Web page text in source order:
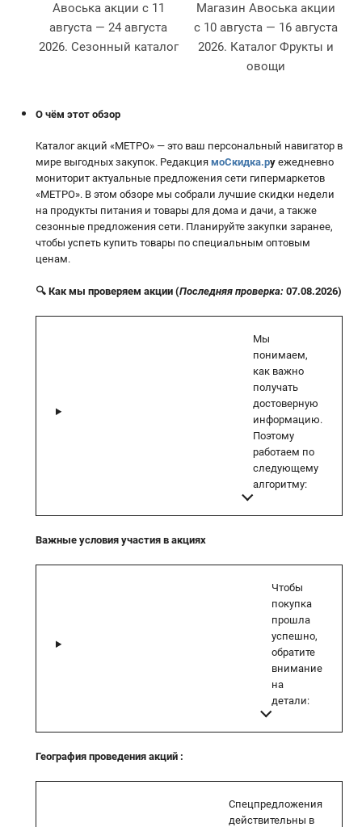
Авоська акции с 11
августа — 24 августа
2026. Сезонный каталог
Магазин Авоська акции
с 10 августа — 16 августа
2026. Каталог Фрукты и
овощи
О чём этот обзор
Каталог акций «МЕТРО» — это ваш персональный навигатор в
мире выгодных закупок. Редакция моСкидка.ру ежедневно
мониторит актуальные предложения сети гипермаркетов
«МЕТРО». В этом обзоре мы собрали лучшие скидки недели
на продукты питания и товары для дома и дачи, а также
сезонные предложения сети. Планируйте закупки заранее,
чтобы успеть купить товары по специальным оптовым
ценам.
🔍 Как мы проверяем акции (Последняя проверка: 07.08.2026)
Мы
понимаем,
как важно
получать
достоверную
информацию.
Поэтому
работаем по
следующему
алгоритму:
Важные условия участия в акциях
Чтобы
покупка
прошла
успешно,
обратите
внимание
на
детали:
География проведения акций :
Спецпредложения
действительны в